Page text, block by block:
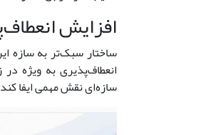
افزایش
ساختار سبک‌تر به سازه
انعطاف‌پذیری به ویژه
سازه‌ای نقش مهمی ایفا